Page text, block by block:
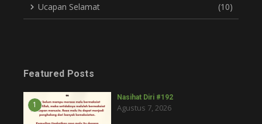
Ucapan Selamat (10)
Featured Posts
1
Nasihat Diri #192
Agustus 7, 2026